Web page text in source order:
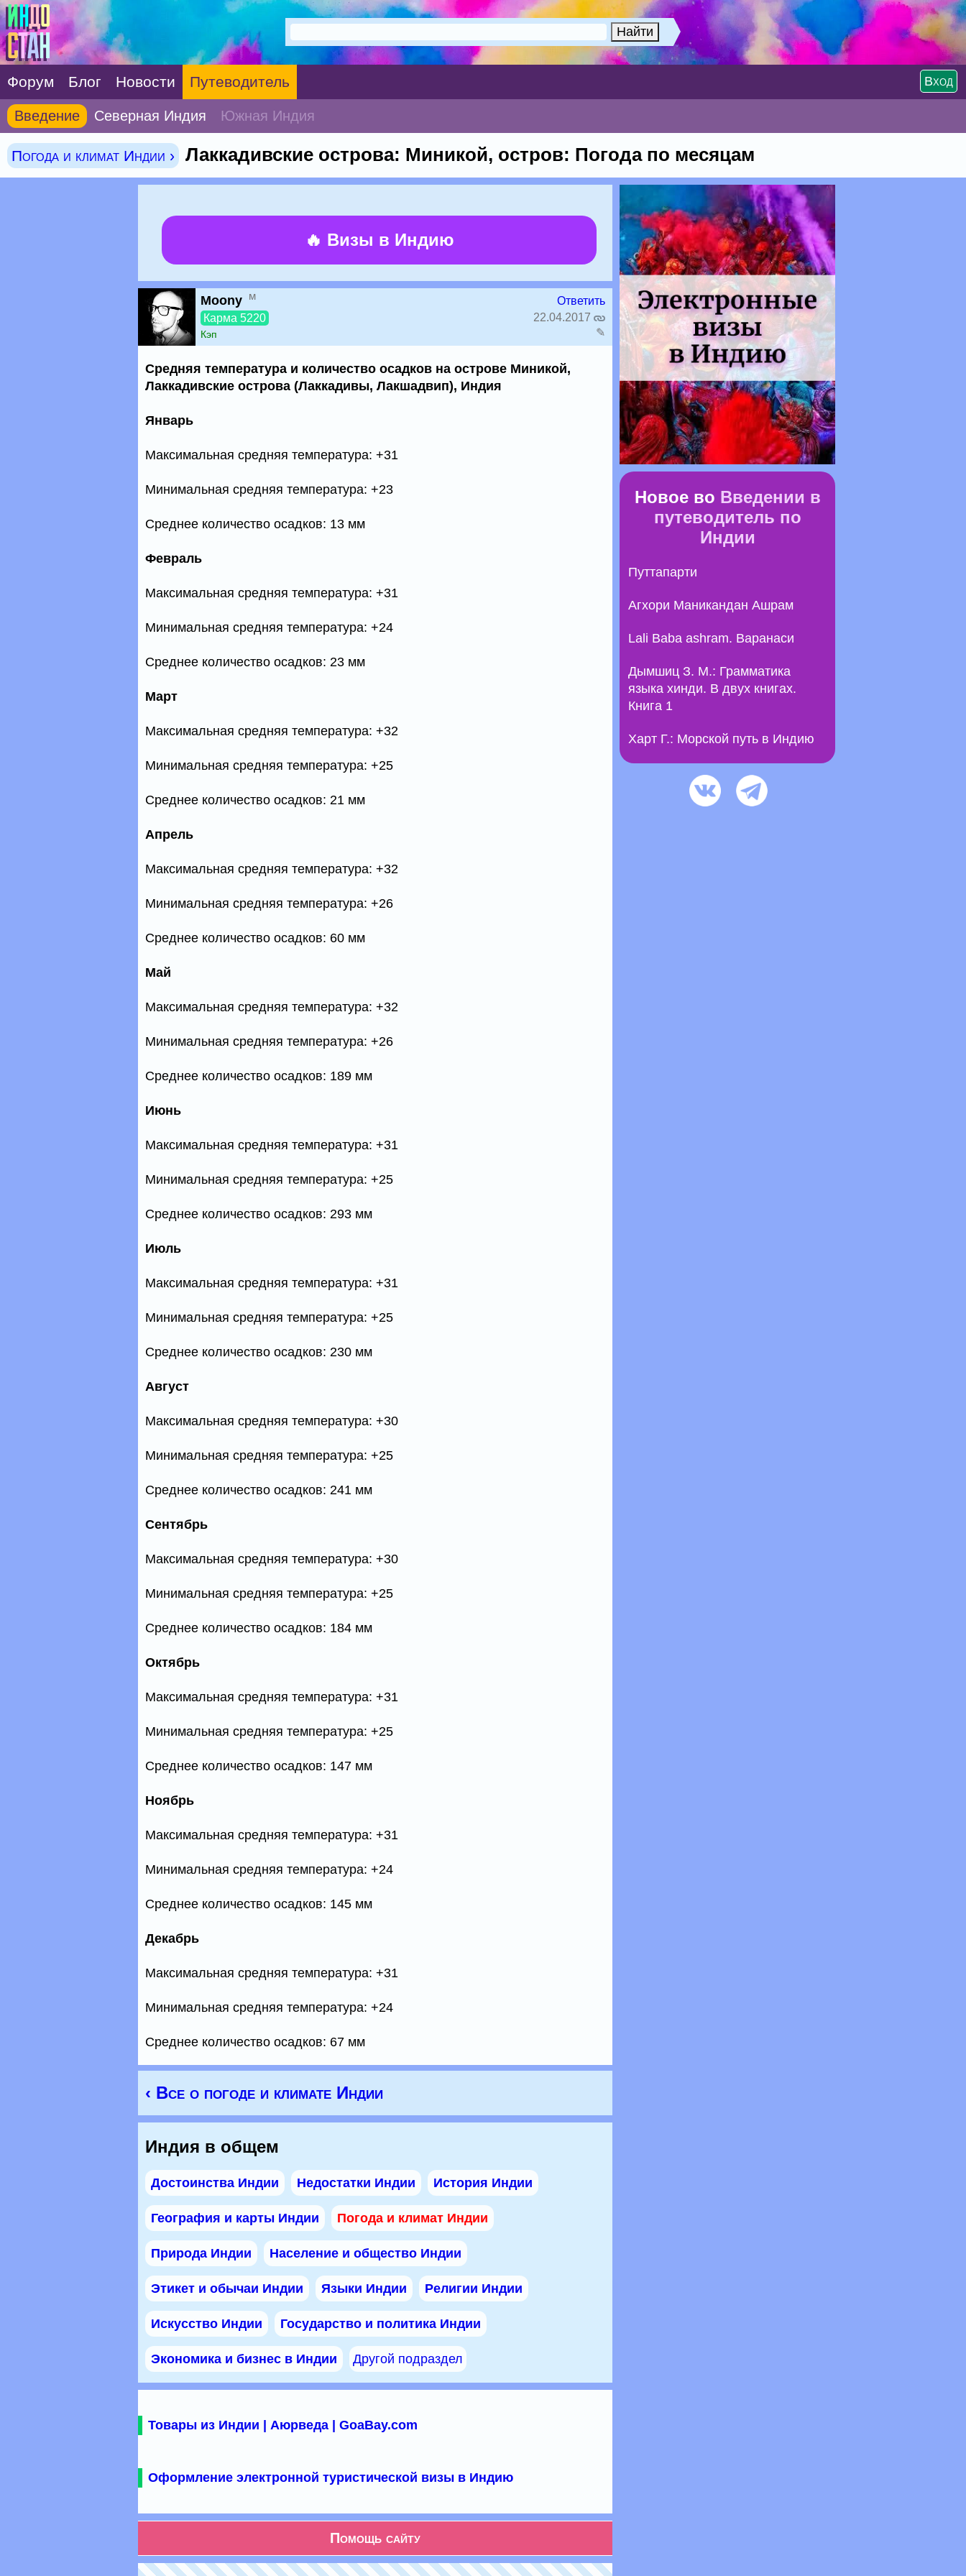
Форум Блог Новости Путеводитель Вход
Введение Северная Индия Южная Индия
Погода и климат Индии › Лаккадивские острова: Миникой, остров: Погода по месяцам
🔥 Визы в Индию
Moony м
Карма 5220
Кэп
Ответить
22.04.2017
✎
Средняя температура и количество осадков на острове Миникой,
Лаккадивские острова (Лаккадивы, Лакшадвип), Индия
Январь
Максимальная средняя температура: +31
Минимальная средняя температура: +23
Среднее количество осадков: 13 мм
Февраль
Максимальная средняя температура: +31
Минимальная средняя температура: +24
Среднее количество осадков: 23 мм
Март
Максимальная средняя температура: +32
Минимальная средняя температура: +25
Среднее количество осадков: 21 мм
Апрель
Максимальная средняя температура: +32
Минимальная средняя температура: +26
Среднее количество осадков: 60 мм
Май
Максимальная средняя температура: +32
Минимальная средняя температура: +26
Среднее количество осадков: 189 мм
Июнь
Максимальная средняя температура: +31
Минимальная средняя температура: +25
Среднее количество осадков: 293 мм
Июль
Максимальная средняя температура: +31
Минимальная средняя температура: +25
Среднее количество осадков: 230 мм
Август
Максимальная средняя температура: +30
Минимальная средняя температура: +25
Среднее количество осадков: 241 мм
Сентябрь
Максимальная средняя температура: +30
Минимальная средняя температура: +25
Среднее количество осадков: 184 мм
Октябрь
Максимальная средняя температура: +31
Минимальная средняя температура: +25
Среднее количество осадков: 147 мм
Ноябрь
Максимальная средняя температура: +31
Минимальная средняя температура: +24
Среднее количество осадков: 145 мм
Декабрь
Максимальная средняя температура: +31
Минимальная средняя температура: +24
Среднее количество осадков: 67 мм
‹ Все о погоде и климате Индии
Индия в общем
Достоинства Индии Недостатки Индии История Индии
География и карты Индии Погода и климат Индии
Природа Индии Население и общество Индии
Этикет и обычаи Индии Языки Индии Религии Индии
Искусство Индии Государство и политика Индии
Экономика и бизнес в Индии Другой подраздел
Товары из Индии | Аюрведа | GoaBay.com
Оформление электронной туристической визы в Индию
Помощь сайту
Новое во Введении в
путеводитель по
Индии
Путтапарти
Агхори Маникандан Ашрам
Lali Baba ashram. Варанаси
Дымшиц З. М.: Грамматика
языка хинди. В двух книгах.
Книга 1
Харт Г.: Морской путь в Индию